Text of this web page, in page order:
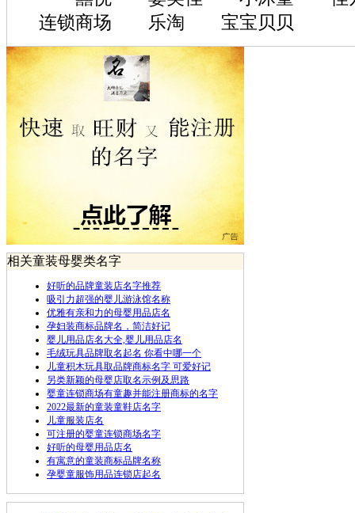
连锁商场 乐淘 宝宝贝贝
相关童装母婴类名字
好听的品牌童装店名字推荐
吸引力超强的婴儿游泳馆名称
优雅有亲和力的母婴用品店名
孕妇装商标品牌名，简洁好记
婴儿用品店名大全,婴儿用品店名
毛绒玩具品牌取名起名 你看中哪一个
儿童积木玩具取品牌商标名字 可爱好记
另类新颖的母婴店取名示例及思路
婴童连锁商场有童趣并能注册商标的名字
2022最新的童装童鞋店名字
儿童服装店名
可注册的婴童连锁商场名字
好听的母婴用品店名
有寓意的童装商标品牌名称
孕婴童服饰用品连锁店起名